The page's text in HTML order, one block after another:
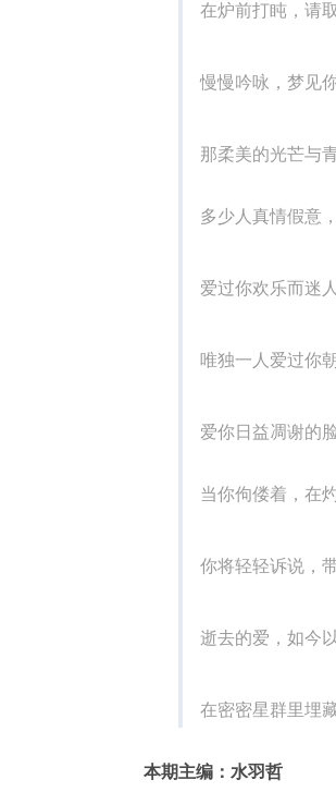
在炉前打盹，请
慢慢吟咏，梦见
那柔美的光芒与
多少人真情假意
爱过你欢乐而迷
唯独一人爱过你
爱你日益凋谢的
当你佝偻着，在
你将轻轻诉说，
逝去的爱，如今
在密密星群里埋
本期主编：水羽哲